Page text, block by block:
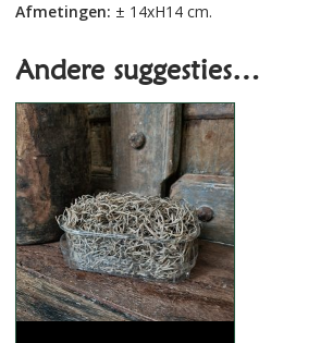
Afmetingen: ± 14xH14 cm.
Andere suggesties…